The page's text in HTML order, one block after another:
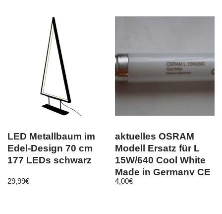
LED Metallbaum im
Edel-Design 70 cm
177 LEDs schwarz
29,99€
aktuelles OSRAM
Modell Ersatz für L
15W/640 Cool White
Made in Germany CE
43 44 45 cm
4,00€